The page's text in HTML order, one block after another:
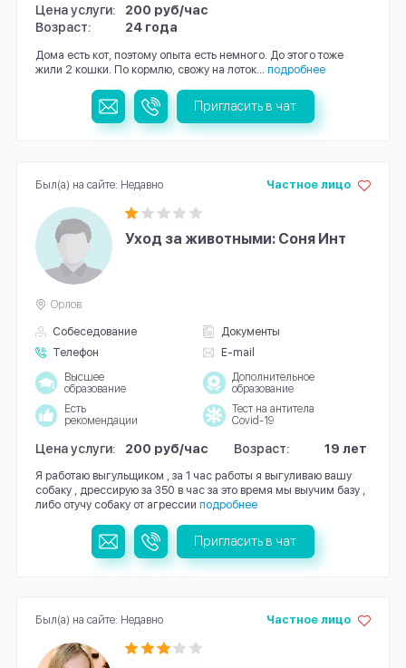
Цена услуги:
200 руб/час
Возраст:
24 года
Дома есть кот, поэтому опыта есть немного. До этого тоже
жили 2 кошки. По кормлю, свожу на лоток...
подробнее
Пригласить в чат
Уход за животными: Соня Инт
Собеседование
Документы
Телефон
E-mail
Частное лицо
Орлов
Высшее
образование
Дополнительное
образование
Есть
рекомендации
Тест на антитела
Covid-19
Цена услуги: 200 руб/час Возраст: 19 лет
Я работаю выгульщиком , за 1 час работы я выгуливаю вашу
собаку , дрессирую за 350 в час за это время мы выучим базу ,
либо отучу собаку от агрессии подробнее
Был(а) на сайте: Недавно
Пригласить в чат
Частное лицо
Был(а) на сайте: Недавно